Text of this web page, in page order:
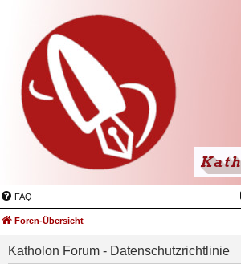
FAQ
Foren-Übersicht
Katholon Forum - Datenschutzrichtlinie